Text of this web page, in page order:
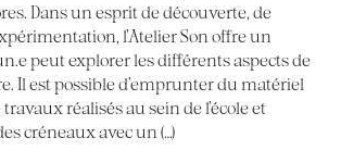
Dans un esprit de découverte, de
l’Atelier Son offre un
peut explorer les différents aspects de
Il est possible d’emprunter du matériel
réalisés au sein de l’école et
créneaux avec un (…)